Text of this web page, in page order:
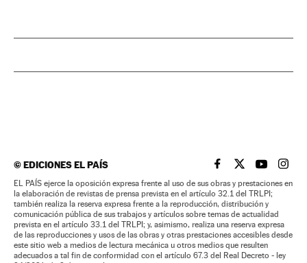
©EDICIONES EL PAÍS EL PAÍS BRASIL EN
EL PAÍSEL PAÍS
EL
EL PAÍS ejerce la oposición expresa frente al uso de sus obras y prestaciones en
la elaboración de revistas de prensa prevista en el artículo 32.1 del TRLPI;
también realiza la reserva expresa frente a la reproducción, distribución y
comunicación pública de sus trabajos y artículos sobre temas de actualidad
prevista en el artículo 33.1 del TRLPI; y, asimismo, realiza una reserva expresa
de las reproducciones y usos de las obras y otras prestaciones accesibles desde
este sitio web a medios de lectura mecánica u otros medios que resulten
adecuados a tal fin de conformidad con el artículo 67.3 del Real Decreto - ley